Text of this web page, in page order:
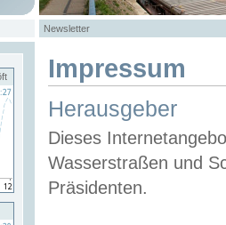
Newsletter
Impressum
Herausgeber
Dieses
Wasserstraßen und
Präsidenten.